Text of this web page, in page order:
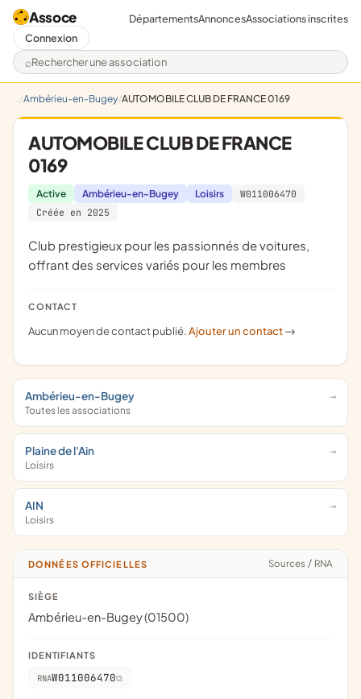
Assoce
Rechercher une association
DépartementsAnnoncesAssociations inscrites
Connexion
Ambérieu-en-Bugey AUTOMOBILE CLUB DE FRANCE 0169
AUTOMOBILE CLUB DE FRANCE
0169
Active Ambérieu-en-Bugey Loisirs
W011006470
Créée en 2025
club prestigieux pour les passionnés de voitures,
offrant des services variés pour les membres
CONTACT
Aucun moyen de contact publié.Ajouter un contact ->
Ambérieu-en-Bugey
Toutes les associations
Plaine de l'Ain
Loisirs
AIN
Loisirs
DONNÉES OFFICIELLES Sources / RNA
SIÈGE
Ambérieu-en-Bugey (01500)
IDENTIFIANTS
RNAW011006470